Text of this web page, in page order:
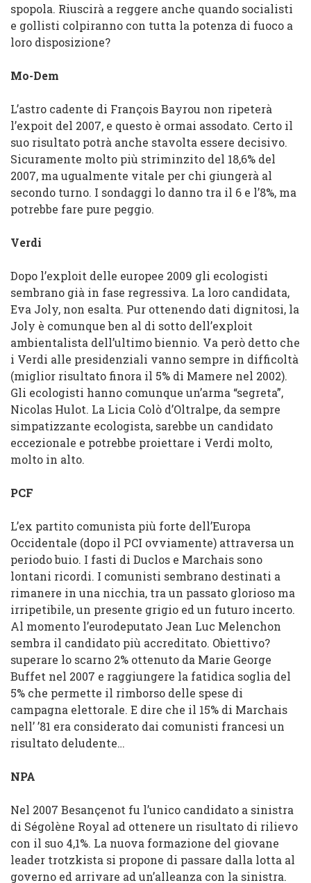
spopola. Riuscirà a reggere anche quando socialisti
e gollisti colpiranno con tutta la potenza di fuoco a
loro disposizione?
Mo-Dem
L’astro cadente di François Bayrou non ripeterà
l’expoit del 2007, e questo è ormai assodato. Certo il
suo risultato potrà anche stavolta essere decisivo.
Sicuramente molto più striminzito del 18,6% del
2007, ma ugualmente vitale per chi giungerà al
secondo turno. I sondaggi lo danno tra il 6 e l’8%, ma
potrebbe fare pure peggio.
Verdi
Dopo l’exploit delle europee 2009 gli ecologisti
sembrano già in fase regressiva. La loro candidata,
Eva Joly, non esalta. Pur ottenendo dati dignitosi, la
Joly è comunque ben al di sotto dell’exploit
ambientalista dell’ultimo biennio. Va però detto che
i Verdi alle presidenziali vanno sempre in difficoltà
(miglior risultato finora il 5% di Mamere nel 2002).
Gli ecologisti hanno comunque un’arma “segreta”,
Nicolas Hulot. La Licia Colò d’Oltralpe, da sempre
simpatizzante ecologista, sarebbe un candidato
eccezionale e potrebbe proiettare i Verdi molto,
molto in alto.
PCF
L’ex partito comunista più forte dell’Europa
Occidentale (dopo il PCI ovviamente) attraversa un
periodo buio. I fasti di Duclos e Marchais sono
lontani ricordi. I comunisti sembrano destinati a
rimanere in una nicchia, tra un passato glorioso ma
irripetibile, un presente grigio ed un futuro incerto.
Al momento l’eurodeputato Jean Luc Melenchon
sembra il candidato più accreditato. Obiettivo?
superare lo scarno 2% ottenuto da Marie George
Buffet nel 2007 e raggiungere la fatidica soglia del
5% che permette il rimborso delle spese di
campagna elettorale. E dire che il 15% di Marchais
nell’ ’81 era considerato dai comunisti francesi un
risultato deludente…
NPA
Nel 2007 Besançenot fu l’unico candidato a sinistra
di Ségolène Royal ad ottenere un risultato di rilievo
con il suo 4,1%. La nuova formazione del giovane
leader trotzkista si propone di passare dalla lotta al
governo ed arrivare ad un’alleanza con la sinistra.